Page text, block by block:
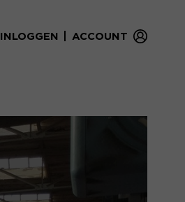
INLOGGEN ACCOUNT